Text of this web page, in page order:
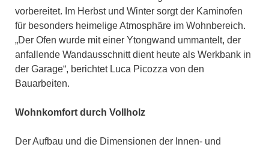
vorbereitet. Im Herbst und Winter sorgt der Kaminofen
für besonders heimelige Atmosphäre im Wohnbereich.
„Der Ofen wurde mit einer Ytongwand ummantelt, der
anfallende Wandausschnitt dient heute als Werkbank in
der Garage“, berichtet Luca Picozza von den
Bauarbeiten.
Wohnkomfort durch Vollholz
Der Aufbau und die Dimensionen der Innen- und